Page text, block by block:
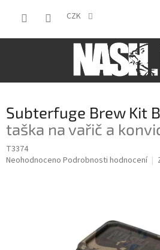
CZK
Subterfuge Brew Kit
taška na vařič a
T3374
Průměrné
Neohodnoceno Podrobnosti hodnocení